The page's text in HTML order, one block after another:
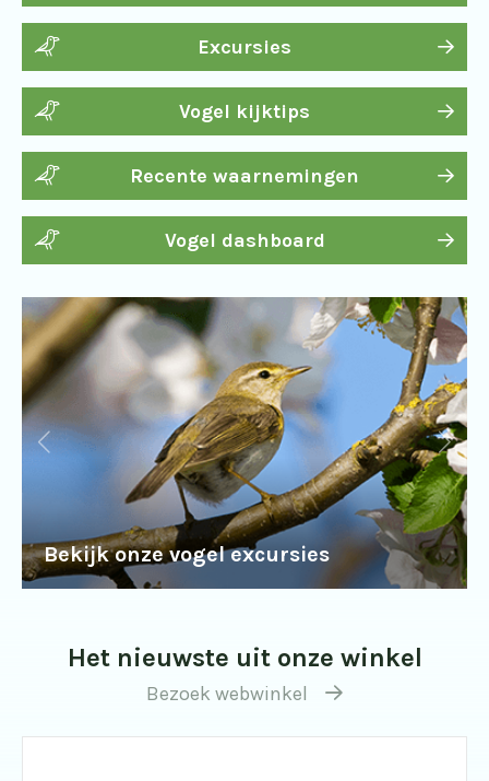
Excursies
Vogel kijktips
Recente waarnemingen
Vogel dashboard
Bekijk onze vogel excursies
Het nieuwste uit onze winkel
Bezoek webwinkel